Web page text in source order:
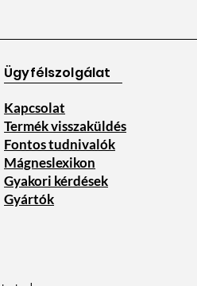
Ügyfélszolgálat
Kapcsolat
Termék visszaküldés
Fontos tudnivalók
Mágneslexikon
Gyakori kérdések
Gyártók